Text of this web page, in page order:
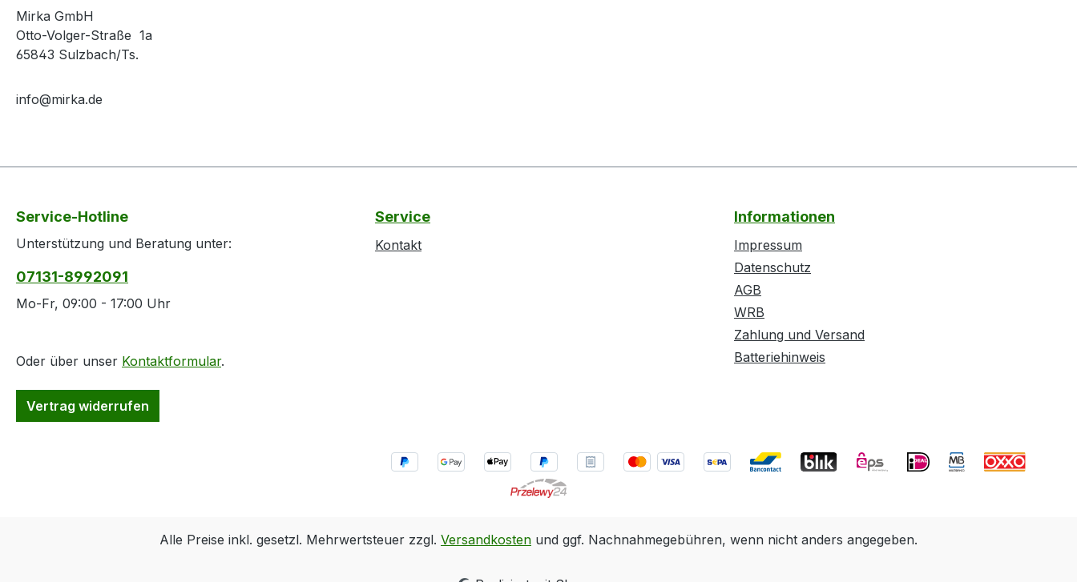
Mirka GmbH
Otto-Volger-Straße 1a
65843 Sulzbach/Ts.
info@mirka.de
Service-Hotline
Unterstützung und Beratung unter:
07131-8992091
Mo-Fr, 09:00 - 17:00 Uhr
Oder über unser Kontaktformular.
Vertrag widerrufen
Service
Kontakt
Informationen
Impressum
Datenschutz
AGB
WRB
Zahlung und Versand
Batteriehinweis
Alle Preise inkl. gesetzl. Mehrwertsteuer zzgl. Versandkosten und ggf. Nachnahmegebühren, wenn nicht anders angegeben.